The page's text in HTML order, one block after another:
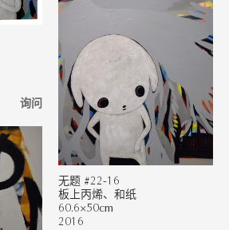
询问
无题 #22-16
板上丙烯、和纸
60.6×50cm
2016